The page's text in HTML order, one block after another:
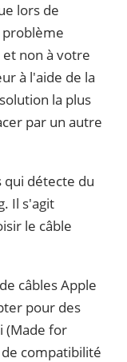
lors de
problème
non à votre
à l'aide de la
la plus
par un autre
qui détecte du
Il s'agit
le câble
câbles Apple
pour des
(Made for
compatibilité